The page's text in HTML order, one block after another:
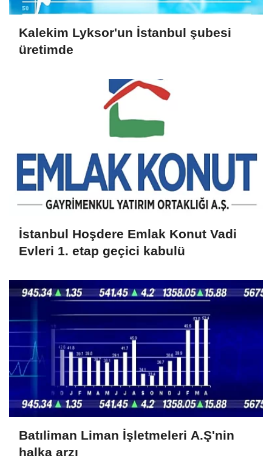
Kalekim Lyksor'un İstanbul şubesi
üretimde
İstanbul Hoşdere Emlak Konut Vadi
Evleri 1. etap geçici kabulü
Batıliman Liman İşletmeleri A.Ş'nin
halka arzı